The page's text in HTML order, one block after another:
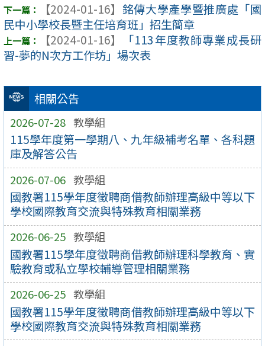
相關公告
2026-07-28 教學組
115學年度第一學期八、九年級補考名單、各科題
庫及解答公告
2026-07-06 教學組
國教署115學年度徵聘商借教師辦理高級中等以下
學校國際教育交流與特殊教育相關業務
2026-06-25 教學組
國教署115學年度徵聘商借教師辦理科學教育、實
驗教育或私立學校輔導管理相關業務
2026-06-25 教學組
國教署115學年度徵聘商借教師辦理高級中等以下
學校國際教育交流與特殊教育相關業務
【2024-01-16】 銘傳大學產學暨推廣處「國
民中小學校長暨主任培育班」招生簡章
【2024-01-16】
「113年度教師專業成長研
習-夢的N次方工作坊」場次表